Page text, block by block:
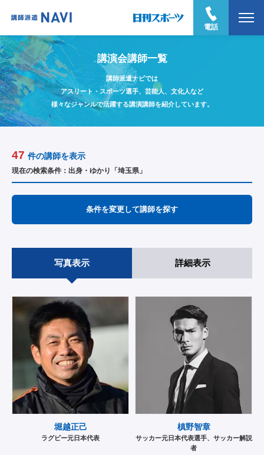
電話
講演会講師一覧
講師派遣ナビでは
アスリート・スポーツ選手、芸能人、文化人など
様々なジャンルで活躍する講演講師を紹介しています。
47 件の講師を表示
現在の検索条件：出身・ゆかり「埼玉県」
条件を変更して講師を探す
写真表示 詳細表示
堀越正己
ラグビー元日本代表
槙野智章
サッカー元日本代表選手、サッカー解説
者